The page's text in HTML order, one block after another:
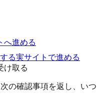
へ進める
る実サイトで進める
け取る
の確認事項を返し、いつ